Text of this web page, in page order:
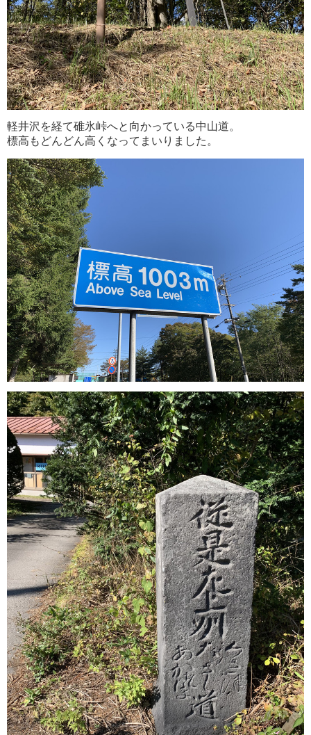
軽井沢を経て碓氷峠へと向かっている中山道。
標高もどんどん高くなってまいりました。